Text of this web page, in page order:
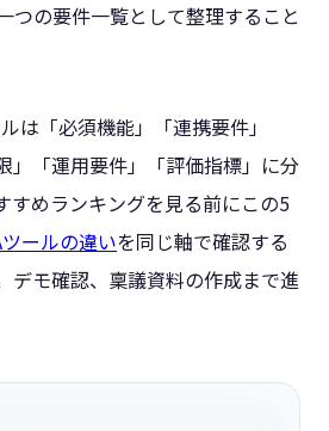
つの要件一覧として整理すること
は「必須機能」「連携要件」
」「運用要件」「評価指標」に分
すめランキングを見る前にこの5
ールの違いを同じ軸で確認する
デモ確認、稟議資料の作成まで進